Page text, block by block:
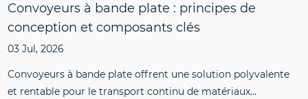
Convoyeurs à bande plate : principes de
conception et composants clés
03 Jul, 2026
Convoyeurs à bande plate offrent une solution polyvalente
et rentable pour le transport continu de matériaux...